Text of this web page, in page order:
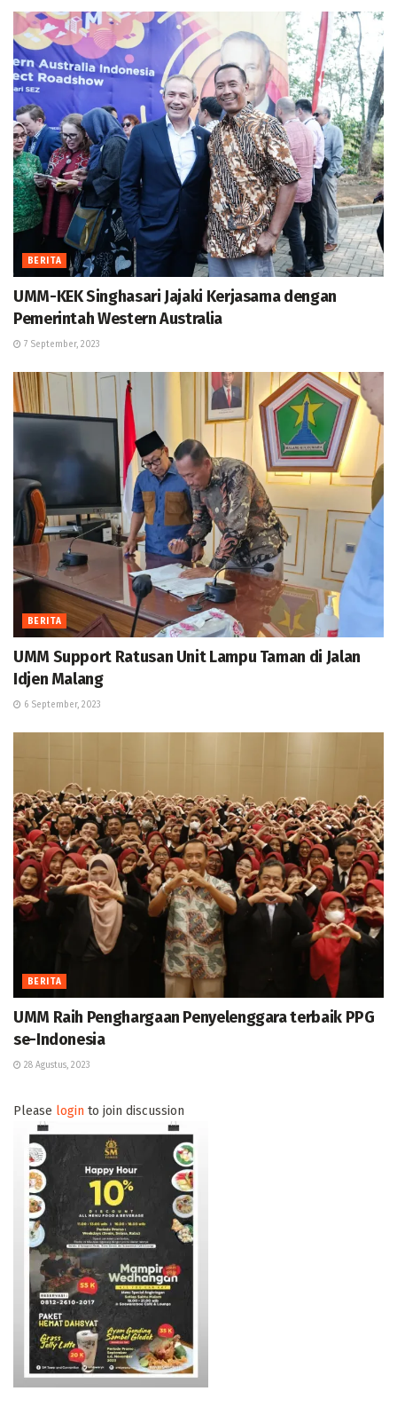
BERITA
UMM-KEK Singhasari Jajaki Kerjasama dengan
Pemerintah Western Australia
7 September, 2023
BERITA
UMM Support Ratusan Unit Lampu Taman di Jalan
Idjen Malang
6 September, 2023
BERITA
UMM Raih Penghargaan Penyelenggara terbaik PPG
se-Indonesia
28 Agustus, 2023
Please login to join discussion